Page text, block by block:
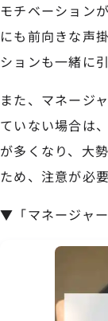
モチベーション
にも前向きな声
ションも一緒に
また、マネージ
ていない場合は
が多くなり、大
ため、注意が必要
▼「マネージャ